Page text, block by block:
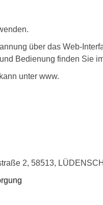
über das Web-
Bedienung finden Sie
unter www.
2, 58513,